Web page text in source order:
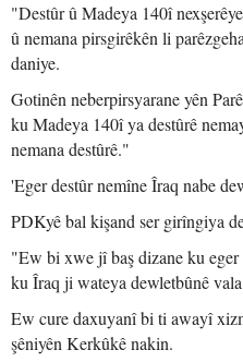
"Destûr û Madeya 140î
û nemana pirsgirêkên li
daniye.
Gotinên neberpirsyarane yên
ku Madeya 140î ya destûrê
nemana destûrê."
'Eger destûr nemîne Îraq nabe
PDKyê bal kişand ser girîngiya
"Ew bi xwe jî baş dizane ku
ku Îraq ji wateya dewletbûnê
Ew cure daxuyanî bi ti awayî
şêniyên Kerkûkê nakin.